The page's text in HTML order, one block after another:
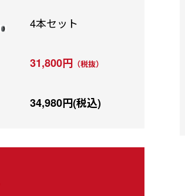
4本セット
31,800円 （税抜）
34,980円(税込)